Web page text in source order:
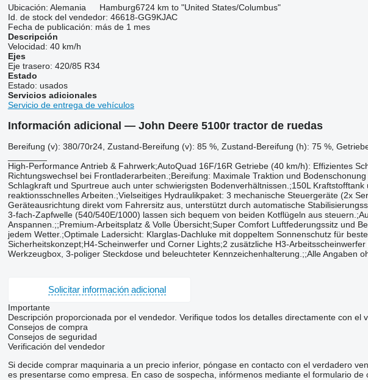
Ubicación: Alemania Hamburg6724 km to "United States/Columbus"
Id. de stock del vendedor: 46618-GG9KJAC
Fecha de publicación: más de 1 mes
Descripción
Velocidad: 40 km/h
Ejes
Eje trasero: 420/85 R34
Estado
Estado: usados
Servicios adicionales
Servicio de entrega de vehículos
Información adicional — John Deere 5100r tractor de ruedas
Bereifung ​​​​​​​​​‌‌​​​​‌​​​​​​​​​‌‌‌​‌​‌​​​​​​​​​‌‌‌​‌​​​​​​​​​​​‌‌​‌‌‌‌​​​​​​​​​‌‌​‌‌​​​​​​​​​​​‌‌​‌​​‌​​​​​​​​​‌‌​‌‌‌​​​​​​​​​​‌‌​​‌​‌(v): 380/70r24, Zustand-Bereifung (v): 85 %, Zustand-Bereifung (h): 75 %,
High-Performance ​​​​​​​​​‌‌‌​‌​​​​​​​​​​​‌‌‌​​‌​​​​​​​​​​‌‌​​​​‌​​​​​​​​​‌‌​‌​‌‌​​​​​​​​​‌‌‌​‌​​​​​​​​​​​‌‌​‌‌‌‌​​​​​​​​​‌‌‌​​‌​​​​​​​​​​‌‌‌​​​​​​​​​​​​​‌‌​‌‌‌‌​​​​​​​​​‌‌​‌‌‌‌​​​​​​​​​‌‌​‌‌​​Antrieb & Fahrwerk;AutoQuad 16F/16R Getriebe (40 km/h): Effizientes
Richtungswechsel bei Frontladerarbeiten.;Bereifung: Maximale Traktion und
Schlagkraft und Spurtreue auch unter schwierigsten Bodenverhältnissen.;150L
reaktionsschnelles Arbeiten.;Vielseitiges Hydraulikpaket: 3 mechanische Steuergeräte (2x
Geräteausrichtung direkt vom Fahrersitz aus, unterstützt durch automatische
3-fach-Zapfwelle (540/540E/1000) lassen sich bequem von beiden Kotflügeln aus
Anspannen.;;Premium-Arbeitsplatz & Volle Übersicht;Super Comfort Luftfederungssitz und
jedem Wetter.;Optimale Ladersicht: Klarglas-Dachluke mit doppeltem Sonnenschutz für
Sicherheitskonzept;H4-Scheinwerfer und Corner Lights;2 zusätzliche H3-
Werkzeugbox, 3-poliger Steckdose und beleuchteter Kennzeichenhalterung.;;Alle Angaben
Solicitar información adicional
Importante
Descripción proporcionada por el vendedor. Verifique todos los detalles directamente con el
Consejos de compra
Consejos de seguridad
Verificación del vendedor
Si decide comprar maquinaria a un precio inferior, póngase en contacto con el verdadero
es presentarse como empresa. En caso de sospecha, infórmenos mediante el formulario